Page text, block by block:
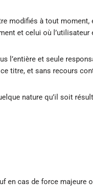
à tout moment,
et celui où l’utilisateur
et seule
titre, et sans recours
nature qu’il soit
en cas de force majeure